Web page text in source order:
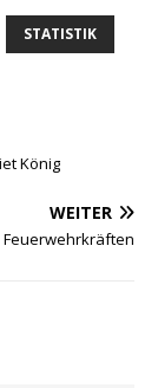
STATISTIK
König
WEITER